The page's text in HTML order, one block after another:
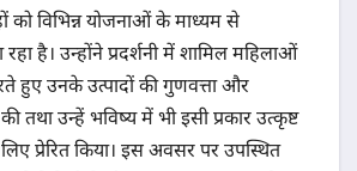
को विभिन्न योजनाओं के माध्यम से
रहा है। उन्होंने प्रदर्शनी में शामिल महिलाओं
हुए उनके उत्पादों की गुणवत्ता और
तथा उन्हें भविष्य में भी इसी प्रकार उत्कृष्ट
प्रेरित किया। इस अवसर पर उपस्थित